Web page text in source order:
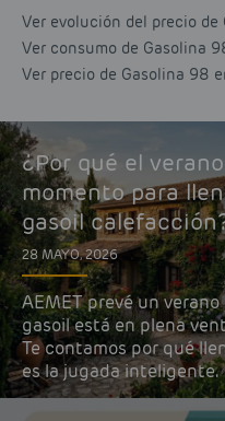
Ver evolución del precio de
Ver consumo de Gasolina
Ver precio de Gasolina 98
¿Por qué el
momento para
gasoil
28 MAYO, 2026
AEMET prevé un
gasoil está en plena
Te contamos por qué
es la jugada inteligente.